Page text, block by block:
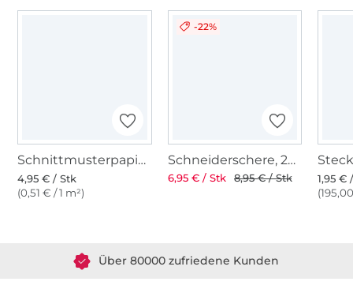
Schnittmusterpapier, 98cm
4,95 € / Stk
(0,51 € / 1 m²)
-22%
Schneiderschere, 25 cm
6,95 € / Stk 8,95 € / Stk
1,95 €